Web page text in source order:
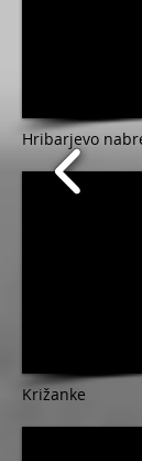
Križanke
Hribarjevo